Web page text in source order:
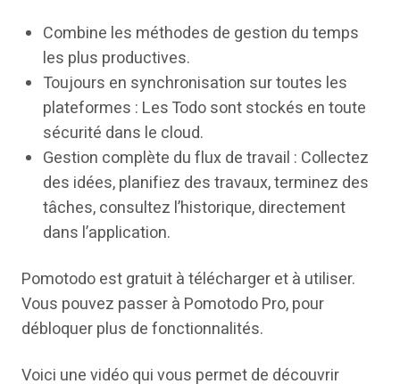
Combine les méthodes de gestion du temps
les plus productives.
Toujours en synchronisation sur toutes les
plateformes : Les Todo sont stockés en toute
sécurité dans le cloud.
Gestion complète du flux de travail : Collectez
des idées, planifiez des travaux, terminez des
tâches, consultez l’historique, directement
dans l’application.
Pomotodo est gratuit à télécharger et à utiliser.
Vous pouvez passer à Pomotodo Pro, pour
débloquer plus de fonctionnalités.
Voici une vidéo qui vous permet de découvrir